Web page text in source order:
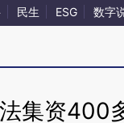
民生 ESG 数字
集资400